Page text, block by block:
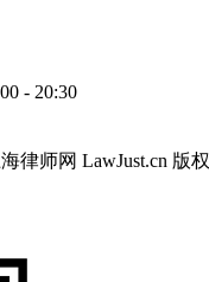
- 20:30
律师网 LawJust.cn 版权